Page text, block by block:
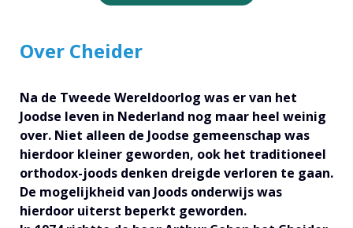
Over Cheider
Na de Tweede Wereldoorlog was er van het
Joodse leven in Nederland nog maar heel weinig
over. Niet alleen de Joodse gemeenschap was
hierdoor kleiner geworden, ook het traditioneel
orthodox-joods denken dreigde verloren te gaan.
De mogelijkheid van Joods onderwijs was
hierdoor uiterst beperkt geworden.